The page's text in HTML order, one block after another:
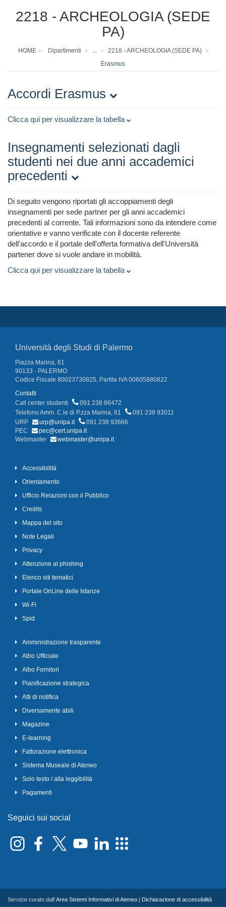
2218 - ARCHEOLOGIA (SEDE
PA)
HOME Dipartimenti ...
2218 - ARCHEOLOGIA (SEDE PA)
Erasmus
Accordi Erasmus
Clicca qui per visualizzare la tabella
Insegnamenti selezionati dagli
studenti nei due anni accademici
precedenti
Di seguito vengono riportati gli accoppiamenti degli
insegnamenti per sede partner per gli anni accademici
precedenti al corrente. Tali informazioni sono da intendere come
orientative e vanno verificate con il docente referente
dell'accordo e il portale dell'offerta formativa dell'Università
partener dove si vuole andare in mobilità.
Clicca qui per visualizzare la tabella
Università degli Studi di Palermo
Piazza Marina, 61
90133 - PALERMO
Codice Fiscale 80023730825, Partita IVA 00605880822
Contatti
Call center studenti
091 238 86472
Telefono Amm. C.le di P.zza Marina, 61
091 238 93011
URP
urp@unipa.it
091 238 93666
PEC
pec@cert.unipa.it
Webmaster
webmaster@unipa.it
Accessibilità
Orientamento
Ufficio Relazioni con il Pubblico
Credits
Mappa del sito
Note Legali
Privacy
Attenzione al phishing
Elenco siti tematici
Portale OnLine delle Istanze
Wi-Fi
Spid
Amministrazione trasparente
Albo Ufficiale
Albo Fornitori
Pianificazione strategica
Atti di notifica
Diversamente abili
Magazine
E-learning
Fatturazione elettronica
Sistema Museale di Ateneo
Solo testo / alta leggibilità
Pagamenti
Seguici sui social
Servizio curato dall'Area Sistemi Informativi di Ateneo Dichiarazione di accessibilità